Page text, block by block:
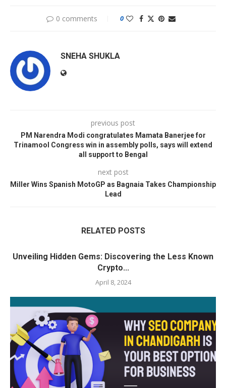
0 comments 0
SNEHA SHUKLA
previous post
PM Narendra Modi congratulates Mamata Banerjee for
Trinamool Congress win in assembly polls, says will extend
all support to Bengal
next post
Miller Wins Spanish MotoGP as Bagnaia Takes Championship
Lead
RELATED POSTS
Unveiling Hidden Gems: Discovering the Less Known
Crypto...
April 8, 2024